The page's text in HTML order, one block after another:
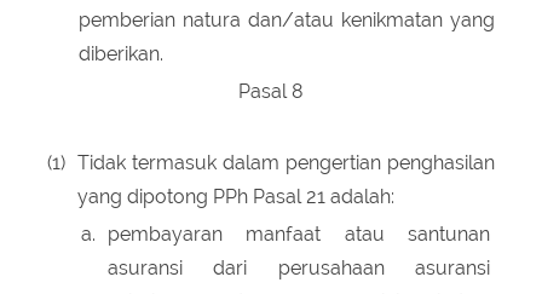
pemberian natura dan/atau kenikmatan yang
diberikan.
Pasal 8
(1) Tidak termasuk dalam pengertian penghasilan
yang dipotong PPh Pasal 21 adalah:
a.
pembayaran manfaat atau santunan
asuransi dari perusahaan asuransi